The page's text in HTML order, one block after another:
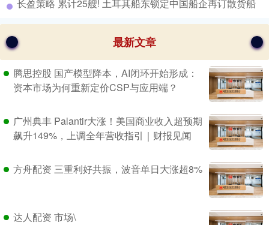
​长盈策略 累计25艘! 土耳其船东锁定中国船企再订散货船
最新文章
腾思控股 国产模型降本，AI闭环开始形成：
资本市场为何重新定价CSP与应用端？
广州典丰 Palantir大涨！美国商业收入超预期
飙升149%，上调全年营收指引｜财报见闻
方舟配资 三重利好共振，波音单日大涨超8%
达人配资 市场\